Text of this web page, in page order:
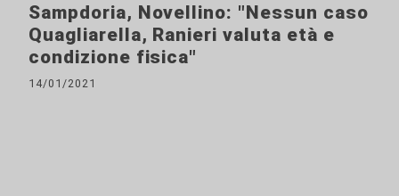
Sampdoria, Novellino: "Nessun caso
Quagliarella, Ranieri valuta età e
condizione fisica"
14/01/2021